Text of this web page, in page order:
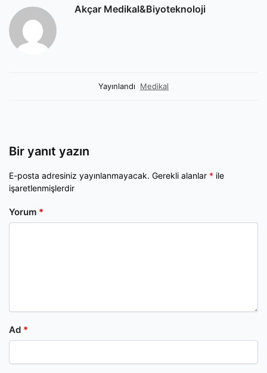
Akçar Medikal&Biyoteknoloji
Yayınlandı Medikal
Bir yanıt yazın
E-posta adresiniz yayınlanmayacak. Gerekli alanlar * ile
işaretlenmişlerdir
Yorum *
Ad *